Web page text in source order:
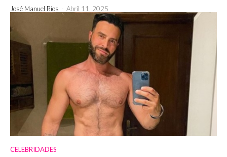
José Manuel Ríos - Abril 11, 2025
CELEBRIDADES